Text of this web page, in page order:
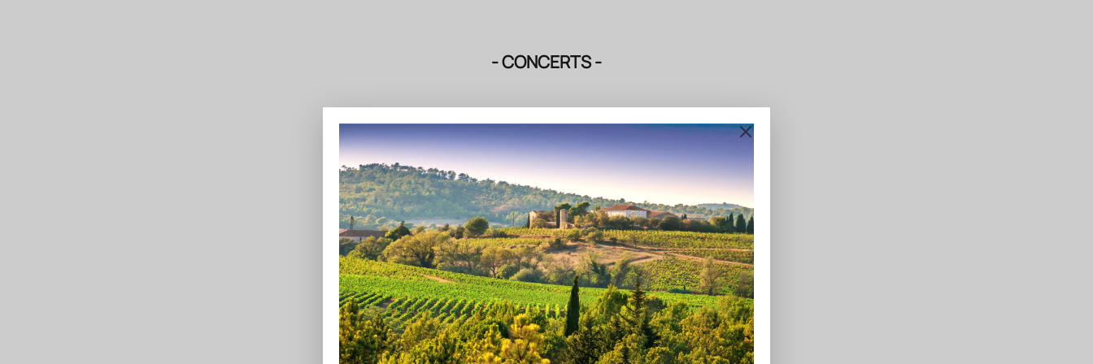
- CONCERTS -
Revivez2 chansons dePatrick Bruel
Revivezla totalité du concert deCali
Revivez 2 chansons deKimberose
Revivez 2 chansons de Christophe Maé